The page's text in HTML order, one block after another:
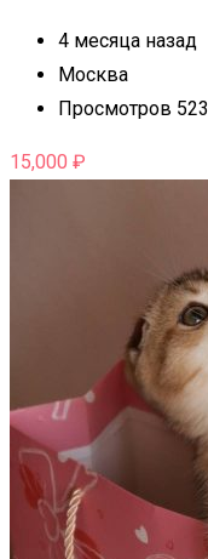
4 месяца назад
Москва
Просмотров 523
15,000 ₽